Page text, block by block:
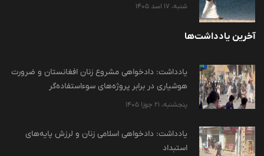
شنبه، 17 اسد 1405
آخرین یادداشت‌ها
یادداشت: دادخواهی مشروع زنان افغانستان و ضرورت
هوشیاری در برابر پروژه‌های سوءاستفاده‌گر
پنجشنبه، 21 جوزا 1405
یادداشت: دادخواهی اسلامی زنان و لرزش پایه‌های
استبداد